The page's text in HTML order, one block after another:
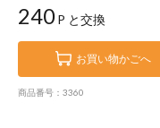
240P と交換
お買い物かごへ
商品番号：3360